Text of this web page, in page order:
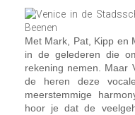
Met Mark, Pat, Kipp en
in de gelederen die
rekening nemen. Maar
de heren deze
meerstemmige
hoor je dat de